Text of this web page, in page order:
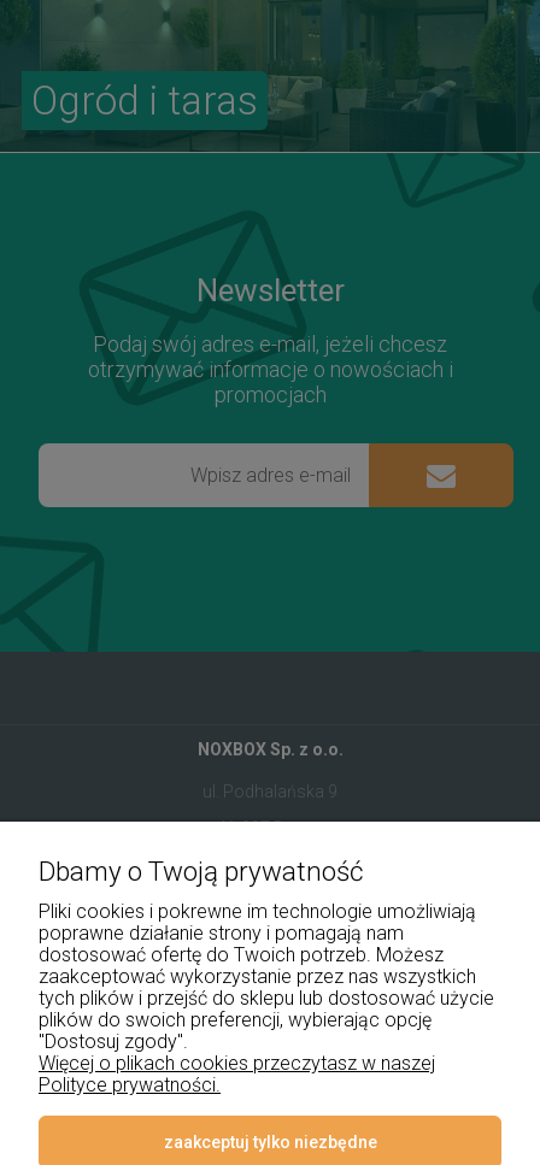
Ogród i taras
Newsletter
Podaj swój adres e-mail, jeżeli chcesz
otrzymywać informacje o nowościach i
promocjach
NOXBOX Sp. z o.o.
ul. Podhalańska 9
41-907 Bytom
+48 534 555 344
sklep@noxbox.pl
Pomoc
Płatności i dostawa
Informacje
Dbamy o Twoją prywatność
Pliki cookies i pokrewne im technologie umożliwiają
poprawne działanie strony i pomagają nam
dostosować ofertę do Twoich potrzeb. Możesz
zaakceptować wykorzystanie przez nas wszystkich
tych plików i przejść do sklepu lub dostosować użycie
plików do swoich preferencji, wybierając opcję
"Dostosuj zgody".
Więcej o plikach cookies przeczytasz w naszej
Polityce prywatności.
zaakceptuj tylko niezbędne